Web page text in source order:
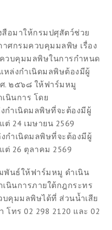
อมาให้กรมปศุสัตว์ช่วย
ศกรมควบคุมมลพิษ เรื่อง
วบคุมมลพิษในการกำหนด
หล่งกำเนิดมลพิษต้องมีผู้
. ๒๕๖๘ ให้ฟาร์มหมู
นินการ โดย
กำเนิดมลพิษที่จะต้องมีผู้
24 เมษายน 2569
กำเนิดมลพิษที่จะต้องมีผู้
ต่ 26 ตุลาคม 2569
พันธ์ให้ฟาร์มหมู ดำเนิน
นินการภายใต้กฎกระทร
คุมมลพิษได้ที่ ส่วนน้ำเสีย
ทร 02 298 2120 และ 02